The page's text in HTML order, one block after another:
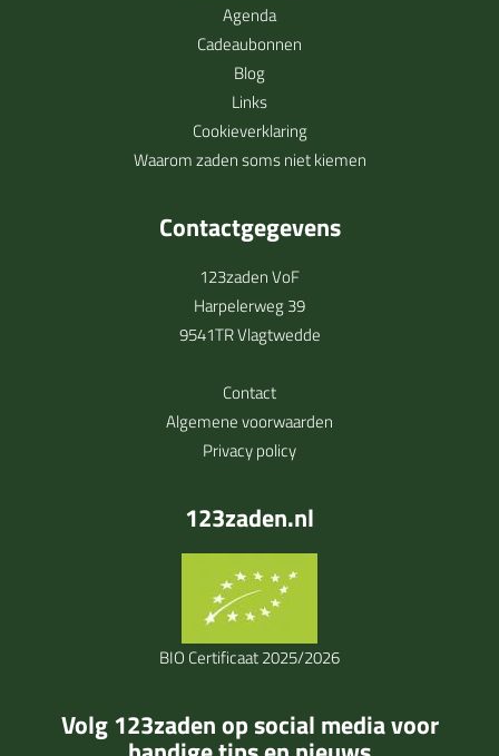
Agenda
Cadeaubonnen
Blog
Links
Cookieverklaring
Waarom zaden soms niet kiemen
Contactgegevens
123zaden VoF
Harpelerweg 39
9541TR Vlagtwedde
Contact
Algemene voorwaarden
Privacy policy
123zaden.nl
BIO Certificaat 2025/2026
Volg 123zaden op social media voor